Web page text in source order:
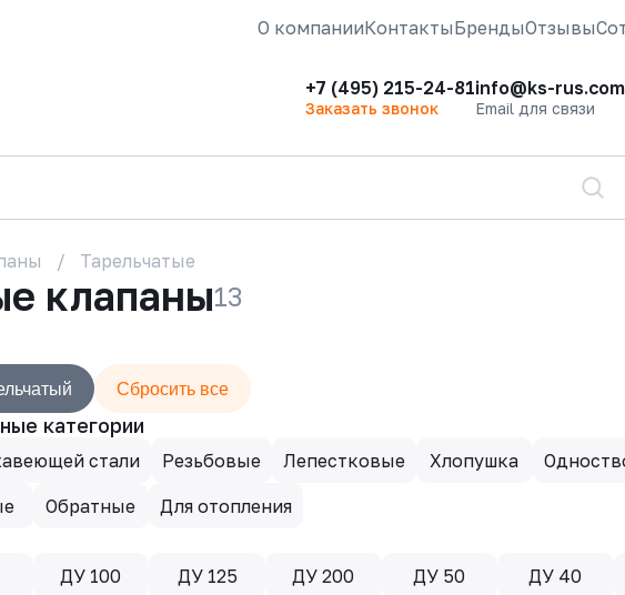
О компанииКонтактыБрендыОтзывы
+7 (495) 215-24-81
Заказать звонок
info@ks-rus.com
Email для связи
Тарельчатые
клапаны13
Сбросить все
категории
стали Резьбовые Лепестковые Хлопушка
Обратные Для отопления
ДУ 100 ДУ 125 ДУ 200 ДУ 50 ДУ 40